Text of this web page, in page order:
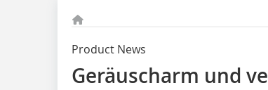
Product News
Geräuscharm und